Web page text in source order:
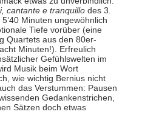
cantante e tranquillodes 3.
Minuten ungewöhnlich
Tiefe vorüber (eine
Quartets aus den 80er-
Minuten!). Erfreulich
Gefühlswelten im
Musik beim Wort
wie wichtig Bernius nicht
das Verstummen: Pausen
Gedankenstrichen,
Sätzen doch etwas